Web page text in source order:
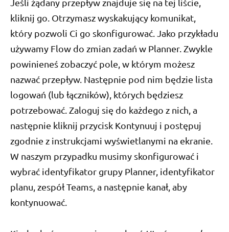
Jeśli żądany przepływ znajduje się na tej liście,
kliknij go. Otrzymasz wyskakujący komunikat,
który pozwoli Ci go skonfigurować. Jako przykładu
używamy Flow do zmian zadań w Planner. Zwykle
powinieneś zobaczyć pole, w którym możesz
nazwać przepływ. Następnie pod nim będzie lista
logowań (lub łączników), których będziesz
potrzebować. Zaloguj się do każdego z nich, a
następnie kliknij przycisk Kontynuuj i postępuj
zgodnie z instrukcjami wyświetlanymi na ekranie.
W naszym przypadku musimy skonfigurować i
wybrać identyfikator grupy Planner, identyfikator
planu, zespół Teams, a następnie kanał, aby
kontynuować.